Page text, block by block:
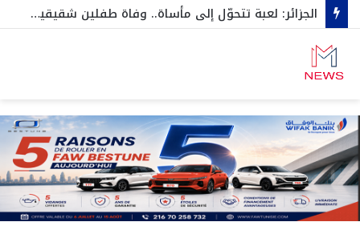
الجزائر: لعبة تتحوّل إلى مأساة.. وفاة طفلين شقيقين اختناقا داخل صندوق سيارة…وهكذا نجاح الثالث بأعجوبة